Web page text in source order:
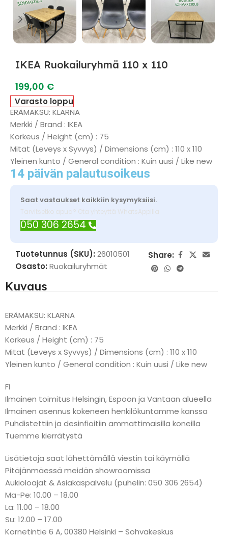
IKEA Ruokailuryhmä 110 x 110
199,00 €
Varasto loppu
ERÄMAKSU: KLARNA
Merkki / Brand : IKEA
Korkeus / Height (cm) : 75
Mitat (Leveys x Syvvys) / Dimensions (cm) : 110 x 110
Yleinen kunto / General condition : Kuin uusi / Like new
14 päivän palautusoikeus
Saat vastaukset kaikkiin kysymyksiisi.
Tarvitsetko apua? Ota yhteyttä WhatsAppilla
050 306 2654
Tuotetunnus (SKU): 26010501
Osasto: Ruokailuryhmät
Share:
Kuvaus
ERÄMAKSU: KLARNA
Merkki / Brand : IKEA
Korkeus / Height (cm) : 75
Mitat (Leveys x Syvvys) / Dimensions (cm) : 110 x 110
Yleinen kunto / General condition : Kuin uusi / Like new
FI
Ilmainen toimitus Helsingin, Espoon ja Vantaan alueella
Ilmainen asennus kokeneen henkilökuntamme kanssa
Puhdistettiin ja desinfioitiin ammattimaisilla koneilla
Tuemme kierrätystä
Lisätietoja saat lähettämällä viestin tai käymällä
Pitäjänmäessä meidän showroomissa
Aukioloajat & Asiakaspalvelu (puhelin: 050 306 2654)
Ma-Pe: 10.00 – 18.00
La: 11.00 – 18.00
Su: 12.00 – 17.00
Kornetintie 6 A, 00380 Helsinki – Sohvakeskus